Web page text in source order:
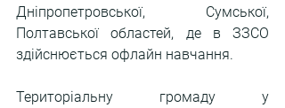
Дніпропетровської, Сумської,
Полтавської областей, де в ЗЗСО
здійснюється офлайн навчання.
Територіальну громаду у